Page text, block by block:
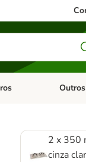
de categoria:Abrir
2 x 350
cinza